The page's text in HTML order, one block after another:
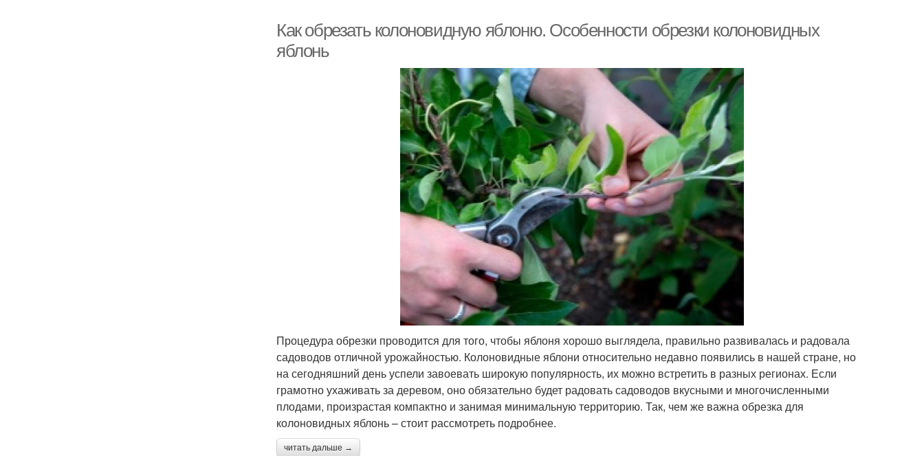
Как обрезать колоновидную яблоню. Особенности обрезки колоновидных
яблонь
Процедура обрезки проводится для того, чтобы яблоня хорошо выглядела, правильно развивалась и радовала
садоводов отличной урожайностью. Колоновидные яблони относительно недавно появились в нашей стране, но
на сегодняшний день успели завоевать широкую популярность, их можно встретить в разных регионах. Если
грамотно ухаживать за деревом, оно обязательно будет радовать садоводов вкусными и многочисленными
плодами, произрастая компактно и занимая минимальную территорию. Так, чем же важна обрезка для
колоновидных яблонь – стоит рассмотреть подробнее.
читать дальше →